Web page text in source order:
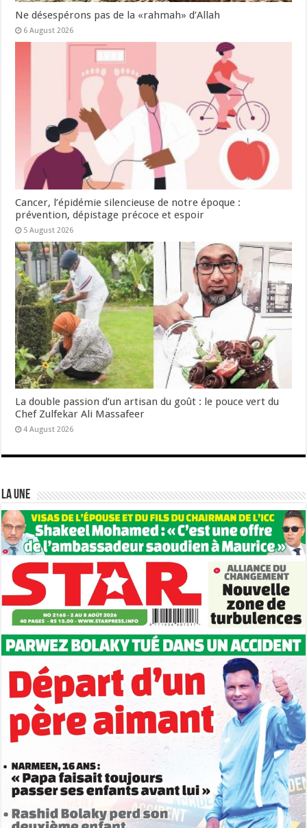
Ne désespérons pas de la «rahmah» d’Allah
6 August 2026
Cancer, l’épidémie silencieuse de notre époque :
prévention, dépistage précoce et espoir
5 August 2026
La double passion d’un artisan du goût : le pouce vert du
Chef Zulfekar Ali Massafeer
4 August 2026
LA UNE